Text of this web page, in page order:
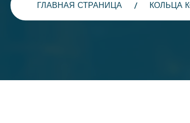
ГЛАВНАЯ СТРАНИЦА КОЛЬЦА